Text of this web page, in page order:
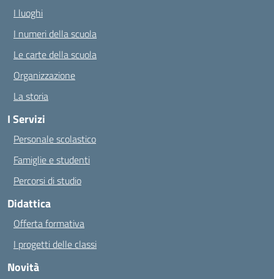
I luoghi
I numeri della scuola
Le carte della scuola
Organizzazione
La storia
I Servizi
Personale scolastico
Famiglie e studenti
Percorsi di studio
Didattica
Offerta formativa
I progetti delle classi
Novità